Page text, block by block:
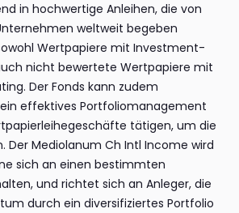
in hochwertige Anleihen, die von
weltweit begeben
Wertpapiere mit Investment-
nicht bewertete Wertpapiere mit
Der Fonds kann zudem
effektives Portfoliomanagement
tätigen, um die
Der Mediolanum Ch Intl Income wird
sich an einen bestimmten
und richtet sich an Anleger, die
durch ein diversifiziertes Portfolio